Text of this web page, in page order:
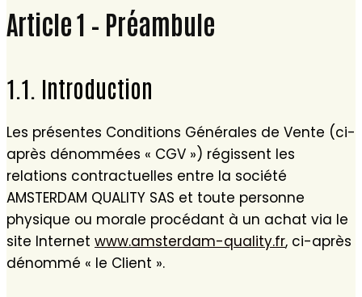
Article 1 – Préambule
1.1. Introduction
Les présentes Conditions Générales de Vente (ci-
après dénommées « CGV ») régissent les
relations contractuelles entre la société
AMSTERDAM QUALITY SAS et toute personne
physique ou morale procédant à un achat via le
site Internet www.amsterdam-quality.fr, ci-après
dénommé « le Client ».